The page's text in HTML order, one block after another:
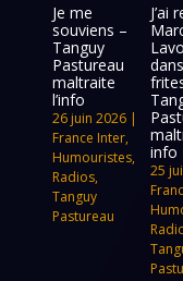
Je me
souviens –
Tanguy
Pastureau
maltraite
l’info
26 juin 2026 |
France Inter,
Humouristes,
Radios,
Tanguy
Pastureau
J’ai
info
25